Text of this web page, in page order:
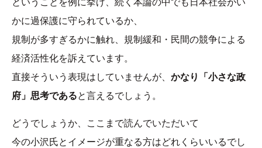
ということを例に挙げ、続く本論の中でも日本社会がい
かに過保護に守られているか、
規制が多すぎるかに触れ、規制緩和・民間の競争による
経済活性化を訴えています。
直接そういう表現はしていませんが、 かなり「小さな政
府」思考であると言えるでしょう。
どうでしょうか、ここまで読んでいただいて
今の小沢氏とイメージが重なる方はどれくらいいるでし